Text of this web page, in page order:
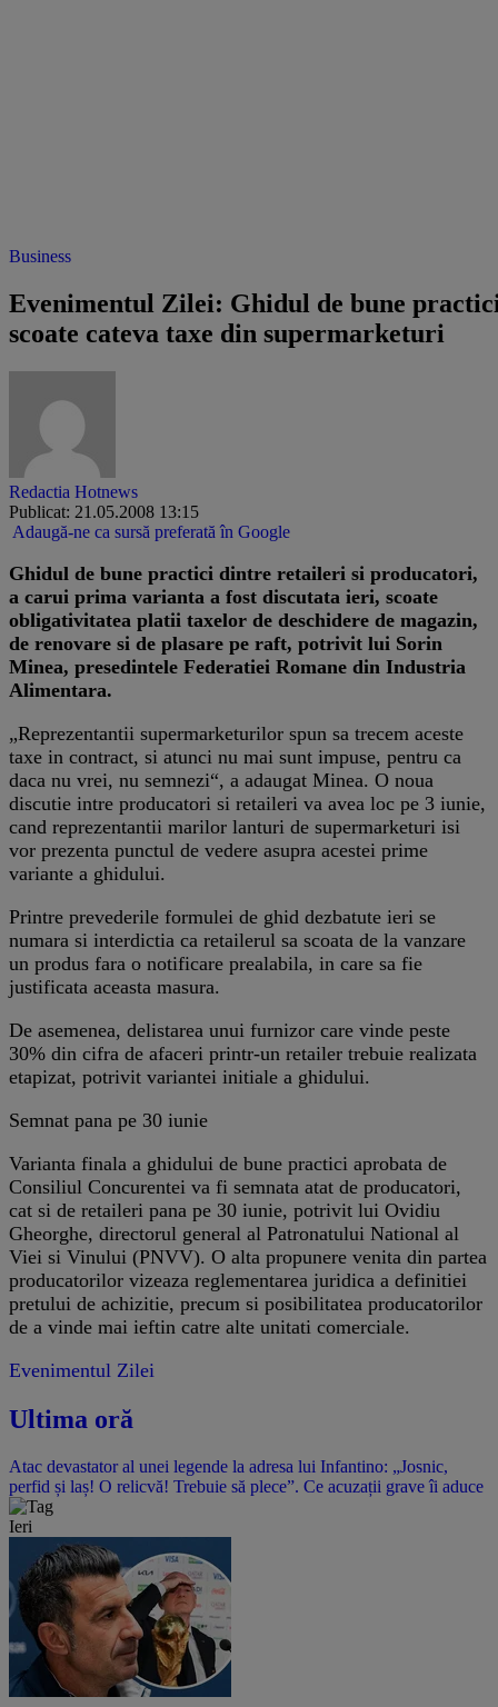
Business
Evenimentul Zilei: Ghidul de bune
scoate cateva taxe din supermarketuri
Redactia Hotnews
Publicat: 21.05.2008 13:15
Adaugă-ne ca sursă preferată în Google
Ghidul de bune practici dintre retaileri si producatori,
a carui prima varianta a fost discutata ieri, scoate
obligativitatea platii taxelor de deschidere de magazin,
de renovare si de plasare pe raft, potrivit lui Sorin
Minea, presedintele Federatiei Romane din Industria
Alimentara.
„Reprezentantii supermarketurilor spun sa trecem aceste
taxe in contract, si atunci nu mai sunt impuse, pentru ca
daca nu vrei, nu semnezi“, a adaugat Minea. O noua
discutie intre producatori si retaileri va avea loc pe 3 iunie,
cand reprezentantii marilor lanturi de supermarketuri isi
vor prezenta punctul de vedere asupra acestei prime
variante a ghidului.
Printre prevederile formulei de ghid dezbatute ieri se
numara si interdictia ca retailerul sa scoata de la vanzare
un produs fara o notificare prealabila, in care sa fie
justificata aceasta masura.
De asemenea, delistarea unui furnizor care vinde peste
30% din cifra de afaceri printr-un retailer trebuie realizata
etapizat, potrivit variantei initiale a ghidului.
Semnat pana pe 30 iunie
Varianta finala a ghidului de bune practici aprobata de
Consiliul Concurentei va fi semnata atat de producatori,
cat si de retaileri pana pe 30 iunie, potrivit lui Ovidiu
Gheorghe, directorul general al Patronatului National al
Viei si Vinului (PNVV). O alta propunere venita din partea
producatorilor vizeaza reglementarea juridica a definitiei
pretului de achizitie, precum si posibilitatea producatorilor
de a vinde mai ieftin catre alte unitati comerciale.
Evenimentul Zilei
Ultima oră
Atac devastator al unei legende la adresa lui Infantino: „Josnic,
perfid și laș! O relicvă! Trebuie să plece”. Ce acuzații grave îi aduce
Ieri